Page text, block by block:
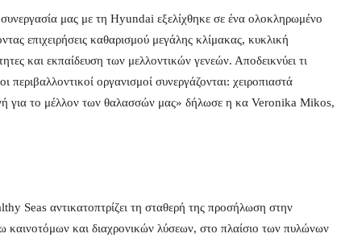
μας με τη Hyundai εξελίχθηκε σε ένα ολοκληρωμένο
επιχειρήσεις καθαρισμού μεγάλης κλίμακας, κυκλική
και εκπαίδευση των μελλοντικών γενεών. Αποδεικνύει τι
περιβαλλοντικοί οργανισμοί συνεργάζονται: χειροπιαστά
για το μέλλον των θαλασσών μας» δήλωσε η κα Veronika Mikos,
Seas αντικατοπτρίζει τη σταθερή της προσήλωση στην
και διαχρονικών λύσεων, στο πλαίσιο των πυλώνων